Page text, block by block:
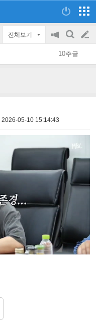
전체보기
공
지
on/off
검
색
글
쓰
10추글
2026-05-10 15:14:43